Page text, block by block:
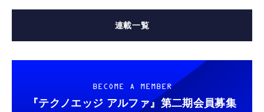
連載一覧
BECOME A MEMBER
『テクノエッジ アルファ』 第二期会員募集